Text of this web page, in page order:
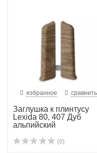
избранное сравнить
Заглушка к плинтусу
Lexida 80, 407 Дуб
альпийский
(0)